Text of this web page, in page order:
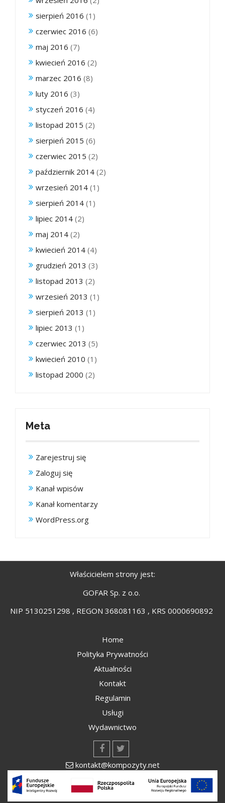
sierpień 2016 (1)
czerwiec 2016 (6)
maj 2016 (7)
kwiecień 2016 (2)
marzec 2016 (8)
luty 2016 (3)
styczeń 2016 (4)
listopad 2015 (2)
sierpień 2015 (6)
czerwiec 2015 (2)
październik 2014 (2)
wrzesień 2014 (1)
sierpień 2014 (1)
lipiec 2014 (2)
maj 2014 (2)
kwiecień 2014 (4)
grudzień 2013 (3)
listopad 2013 (2)
wrzesień 2013 (1)
sierpień 2013 (1)
lipiec 2013 (1)
czerwiec 2013 (5)
kwiecień 2010 (1)
listopad 2000 (2)
Meta
Zarejestruj się
Zaloguj się
Kanał wpisów
Kanał komentarzy
WordPress.org
Właścicielem strony jest:
GOFAR Sp. z o.o.
NIP 5130251298 , REGON 368081163 , KRS 0000690892
Home
Polityka Prywatności
Aktualności
Kontakt
Regulamin
Usługi
Wydawnictwo
kontakt@kompozyty.net